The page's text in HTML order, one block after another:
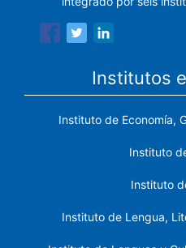
Institutos
Instituto de Economía,
Instituto
Instituto
Instituto de Lengua,